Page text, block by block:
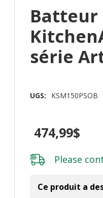
Batteur
série
UGS: KSM150PSOB
474,99$
Please
Ce produit a